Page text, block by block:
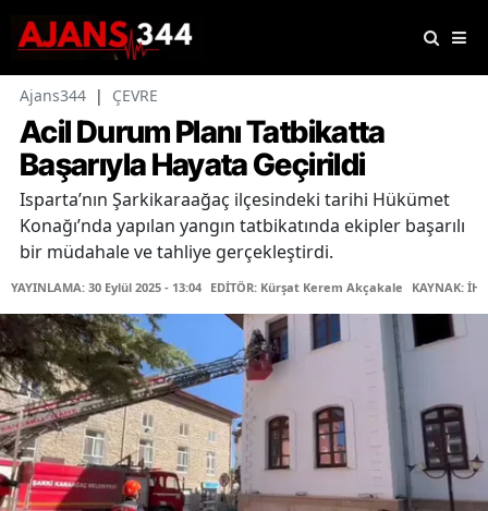
Ajans344 | ÇEVRE
Acil Durum Planı Tatbikatta
Başarıyla Hayata Geçirildi
Isparta’nın Şarkikaraağaç ilçesindeki tarihi Hükümet
Konağı’nda yapılan yangın tatbikatında ekipler başarılı
bir müdahale ve tahliye gerçekleştirdi.
YAYINLAMA: 30 Eylül 2025 - 13:04 EDİTÖR: Kürşat Kerem Akçakale KAYNAK: İHA